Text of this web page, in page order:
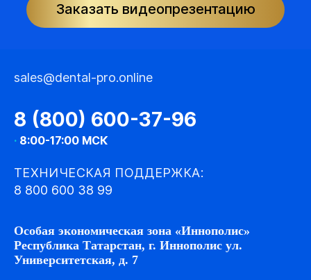
Заказать видеопрезентацию
sales@dental-pro.online
8 (800) 600-37-96
· 8:00-17:00 МСК
ТЕХНИЧЕСКАЯ ПОДДЕРЖКА:
8 800 600 38 99
Особая экономическая зона «Иннополис»
Республика Татарстан, г. Иннополис ул.
Университетская, д. 7